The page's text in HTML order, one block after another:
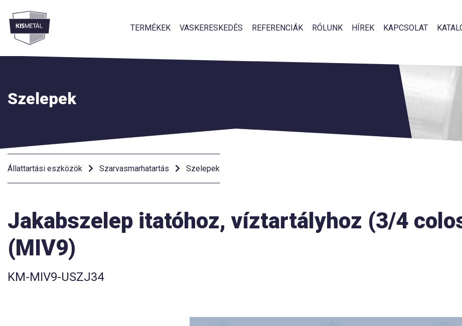
TERMÉKEK VASKERESKEDÉS REFERENCIÁK RÓLUNK HÍREK KAPCSOLAT
Menü
Szelepek
Állattartási eszközök Szarvasmarhatartás Szelepek
Jakabszelep itatóhoz, víztartályhoz (3/4
(MIV9)
KM-MIV9-USZJ34